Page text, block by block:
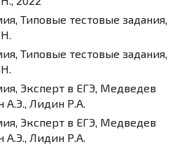
Типовые тестовые задания,
Типовые тестовые задания,
Эксперт в ЕГЭ, Медведев
А.Э., Лидин Р.А.
Эксперт в ЕГЭ, Медведев
А.Э., Лидин Р.А.